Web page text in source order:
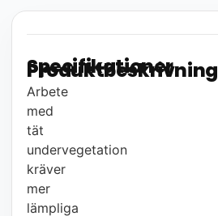
Produktbeskrivning
Arbete
med
tät
undervegetation
kräver
mer
lämpliga
Specifikationer